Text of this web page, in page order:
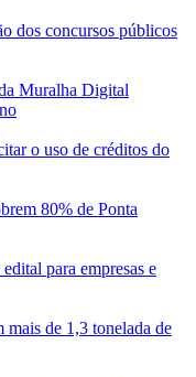
dos concursos públicos
Muralha Digital
o uso de créditos do
80% de Ponta
para empresas e
mais de 1,3 tonelada de